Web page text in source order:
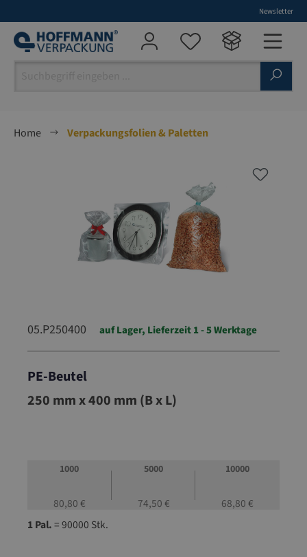
Newsletter
Home
Verpackungsfolien & Paletten
05.P250400 auf Lager, Lieferzeit 1 - 5 Werktage
PE-Beutel
05.P250400
250 mm x 400 mm (B x L)
1000
80,80 €
5000
74,50 €
10000
68,80 €
1 Pal.= 90000 Stk.